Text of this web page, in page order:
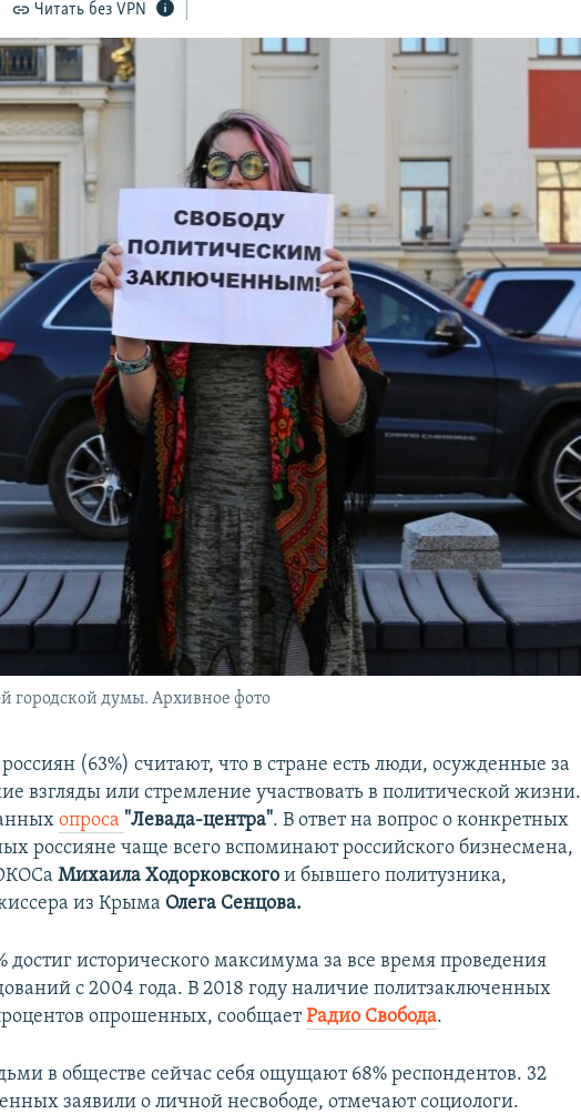
Читать без VPN
городской думы. Архивное фото
(63%) считают, что в стране есть люди, осужденные за
взгляды или стремление участвовать в политической жизни.
опроса "Левада-центра". В ответ на вопрос о конкретных
россияне чаще всего вспоминают российского бизнесмена,
Михаила Ходорковского и бывшего политузника,
из Крыма Олега Сенцова.
достиг исторического максимума за все время проведения
с 2004 года. В 2018 году наличие политзаключенных
опрошенных, сообщаетРадио Свобода.
в обществе сейчас себя ощущают 68% респондентов. 32
заявили о личной несвободе, отмечают социологи.